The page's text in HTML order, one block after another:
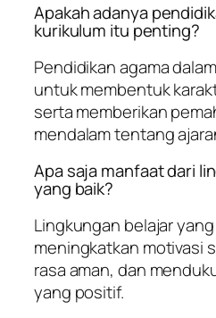
Apakah adanya
kurikulum itu penting?
Pendidikan agama
untuk membentuk
serta memberikan
mendalam tentang
Apa saja manfaat dari
yang baik?
Lingkungan belajar
meningkatkan motivasi
rasa aman, dan
yang positif.